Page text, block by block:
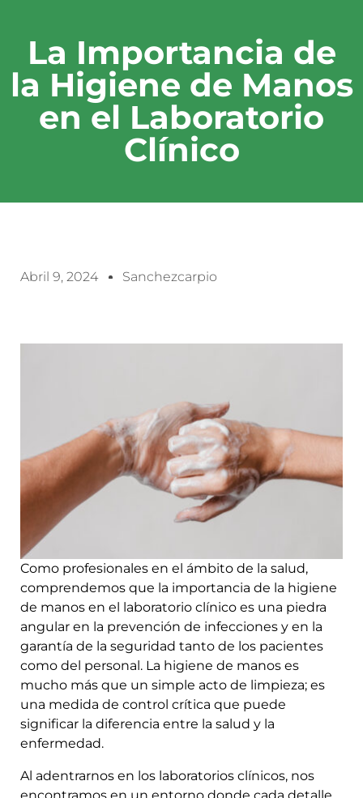
La Importancia de
la Higiene de Manos
en el Laboratorio
Clínico
Abril 9, 2024 Sanchezcarpio
Como profesionales en el ámbito de la salud,
comprendemos que la importancia de la higiene
de manos en el laboratorio clínico es una piedra
angular en la prevención de infecciones y en la
garantía de la seguridad tanto de los pacientes
como del personal. La higiene de manos es
mucho más que un simple acto de limpieza; es
una medida de control crítica que puede
significar la diferencia entre la salud y la
enfermedad.
Al adentrarnos en los laboratorios clínicos, nos
encontramos en un entorno donde cada detalle